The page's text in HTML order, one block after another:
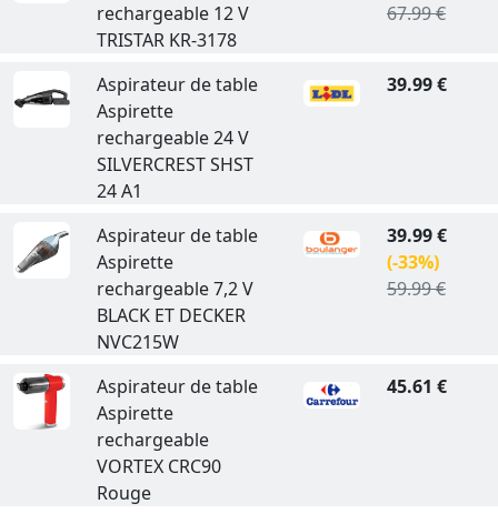
rechargeable 12 V
TRISTAR KR-3178
67.99 €
Aspirateur de table
Aspirette
rechargeable 24 V
SILVERCREST SHST
24 A1
39.99 €
Aspirateur de table
Aspirette
rechargeable 7,2 V
BLACK ET DECKER
NVC215W
39.99 €
(-33%)
59.99 €
Aspirateur de table
Aspirette
rechargeable
VORTEX CRC90
Rouge
45.61 €